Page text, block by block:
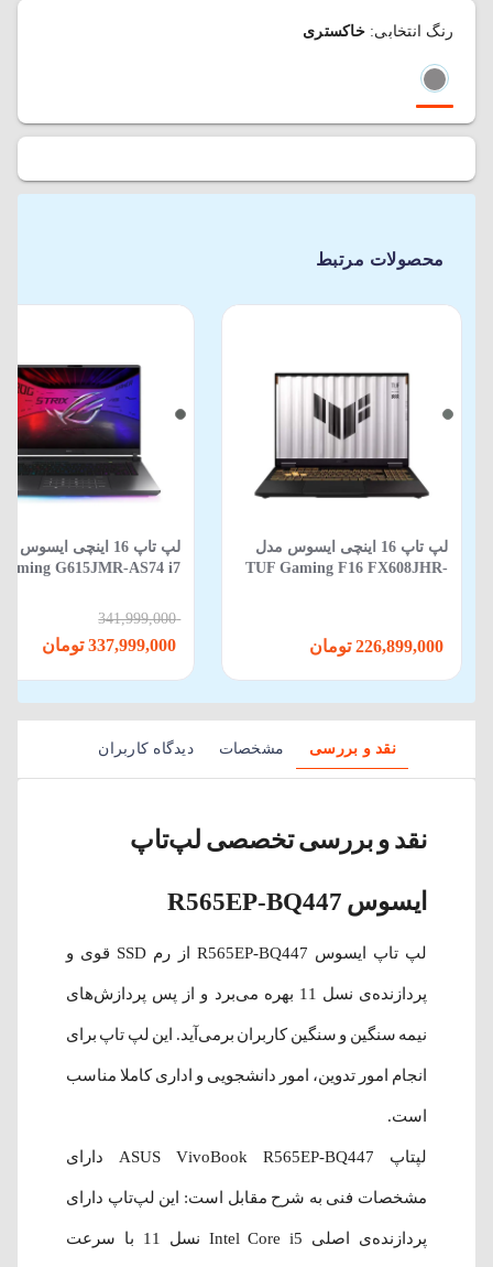
رنگ انتخابی:خاکستری
محصولات مرتبط
لپ تاپ 16 اینچی ایسوس مدل
TUF Gaming F16 FX608JHR-
لپ‌ تاپ 16 اینچی ایسوس
G615JMR-AS74 i7
RTX5060-WIN 11
341,999,000
نقد و بررسی مشخصات دیدگاه کاربران
نقد و بررسی تخصصی لپ‌تاپ
ایسوس R565EP-BQ447
لپ‌ تاپ ایسوس R565EP-BQ447 از رم SSD قوی و
پردازنده‌ی نسل 11 بهره می‌برد و از پس پردازش‌های
نیمه سنگین و سنگین کاربران بر‌می‌آید. این لپ تاپ برای
انجام امور تدوین، امور دانشجویی و اداری کاملا مناسب
است.
لپتاپ ASUS VivoBook R565EP-BQ447 دارای
مشخصات فنی به شرح مقابل است: این لپ‌تاپ دارای
پردازنده‌ی اصلی Intel Core i5 نسل 11 با سرعت